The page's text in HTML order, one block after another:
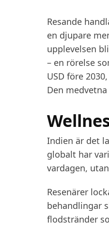
Resande
en djupare
upplevelsen
– en rörelse
USD före
Den
Indien är det
globalt har
vardagen,
Resenärer
behandlingar
flodstränder